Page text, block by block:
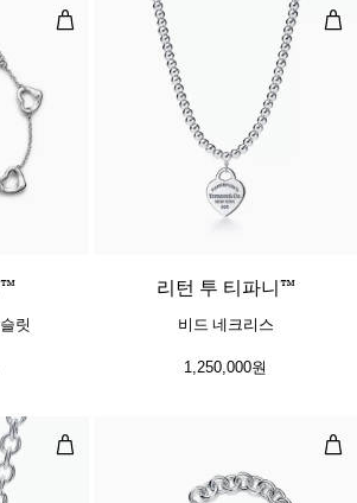
오픈 하트 브레이슬릿
릿
비
리턴 투 티파니™
비드 네크리스
1,250,000원
하트 태그 토글 네크리스, 실버 하